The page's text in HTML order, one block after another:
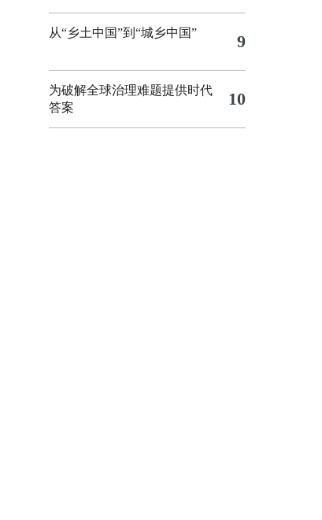
从“乡土中国”到“城乡中国” 9
为破解全球治理难题提供时代
答案
10